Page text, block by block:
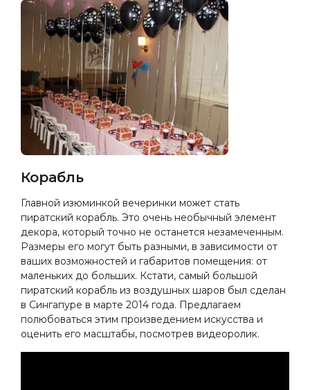
Корабль
Главной изюминкой вечеринки может стать
пиратский корабль. Это очень необычный элемент
декора, который точно не останется незамеченным.
Размеры его могут быть разными, в зависимости от
ваших возможностей и габаритов помещения: от
маленьких до больших. Кстати, самый большой
пиратский корабль из воздушных шаров был сделан
в Сингапуре в марте 2014 года. Предлагаем
полюбоваться этим произведением искусства и
оценить его масштабы, посмотрев видеоролик.